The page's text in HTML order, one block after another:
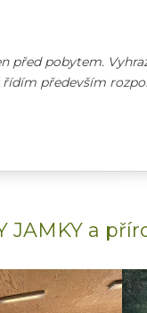
pobytem.
především
JAMKY a